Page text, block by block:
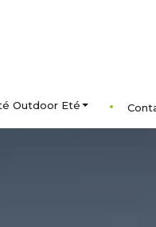
Outdoor Eté